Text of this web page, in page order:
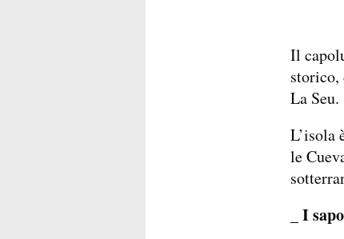
Il
storico,
La Seu.
L’isola
le
_ I